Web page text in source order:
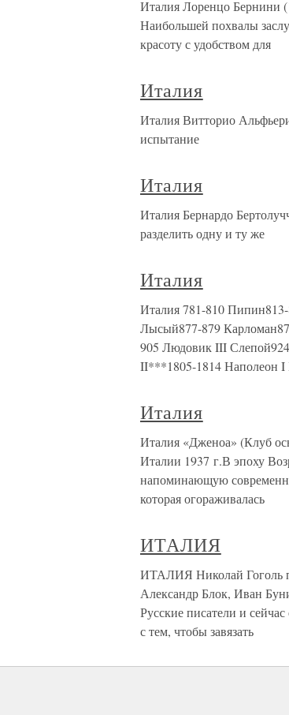
Италия Лоренцо Бернини
Наибольшей похвалы
красоту с удобством для
Италия
Италия Витторио
испытание
Италия
Италия Бернардо
разделить одну и ту же
Италия
Италия 781-810
Лысый877-879
905 Людовик III
II***1805-1814 Наполеон I
Италия
Италия «Дженоа» (Клуб
Италии 1937 г.В эпоху
напоминающую
которая огораживалась
ИТАЛИЯ
ИТАЛИЯ Николай Гоголь
Александр Блок, Иван
Русские писатели и
с тем, чтобы завязать